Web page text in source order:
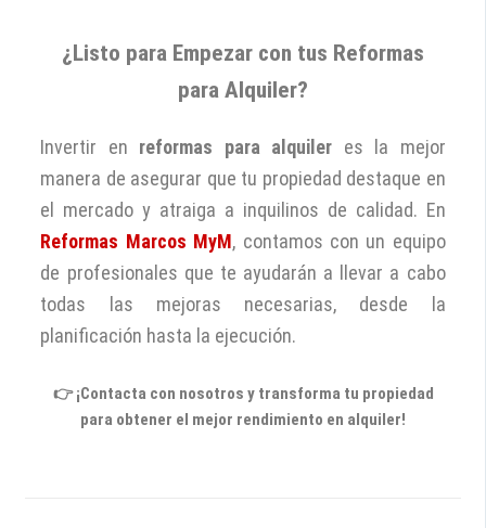
¿Listo para Empezar con tus Reformas
para Alquiler?
Invertir en reformas para alquiler es la mejor
manera de asegurar que tu propiedad destaque en
el mercado y atraiga a inquilinos de calidad. En
Reformas Marcos MyM, contamos con un equipo
de profesionales que te ayudarán a llevar a cabo
todas las mejoras necesarias, desde la
planificación hasta la ejecución.
👉¡Contacta con nosotros y transforma tu propiedad
para obtener el mejor rendimiento en alquiler!